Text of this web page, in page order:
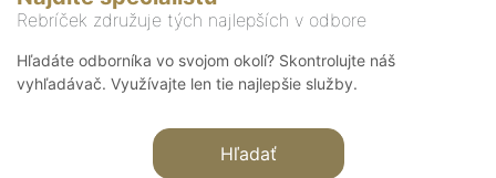
Rebríček združuje tých najlepších v odbore
Hľadáte odborníka vo svojom okolí? Skontrolujte náš
vyhľadávač. Využívajte len tie najlepšie služby.
Hľadať